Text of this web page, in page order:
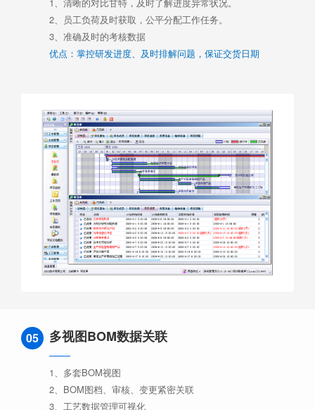
2、员工负荷及时获取，公平分配工作任务。
3、准确及时的考核数据
优点：掌控研发进度、及时排解问题，保证交货日期
05 多视图BOM数据关联
1、多套BOM视图
2、BOM图档、审核、变更紧密关联
3、工艺数据管理可视化